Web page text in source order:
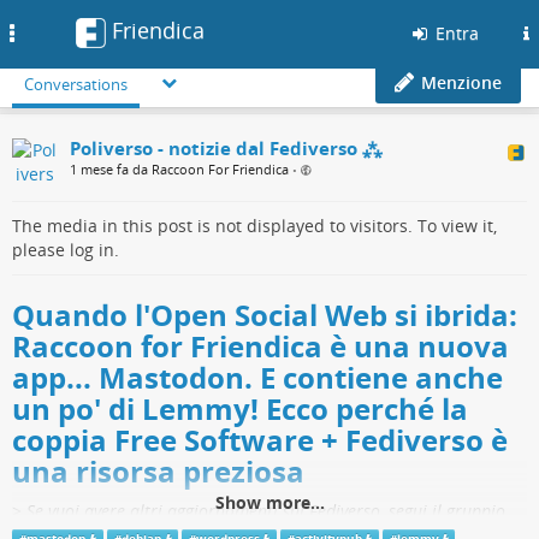
Friendica Entra
Conversations Menzione
Poliverso - notizie dal Fediverso ⁂
1 mese fa da Raccoon For Friendica •
The media in this post is not displayed to visitors. To view it,
please log in.
Quando l'Open Social Web si ibrida:
Raccoon for Friendica è una nuova
app... Mastodon. E contiene anche
un po' di Lemmy! Ecco perché la
coppia Free Software + Fediverso è
una risorsa preziosa
Se vuoi avere altri aggiornamenti sul Fediverso, segui il gruppio
Show more...